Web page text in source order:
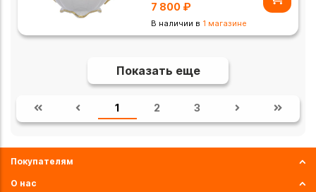
7 800 ₽
В наличии в 1 магазине
Показать еще
1 2 3
Покупателям
О нас